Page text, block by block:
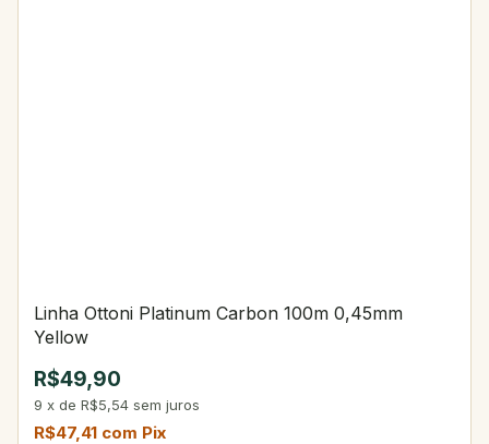
Linha Ottoni Platinum Carbon 100m 0,45mm
Yellow
R$49,90
9 x de R$5,54 sem juros
R$47,41 com Pix